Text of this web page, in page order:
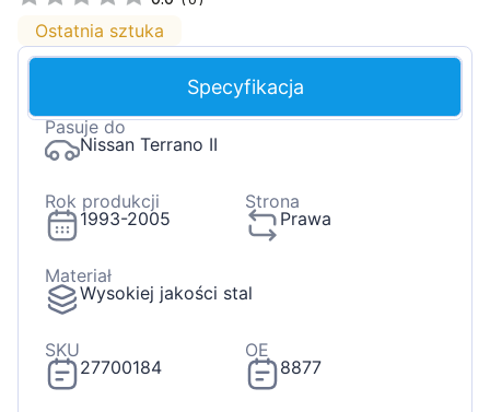
Ostatnia sztuka
Specyfikacja
Pasuje do
Nissan Terrano II
Rok produkcji
1993-2005
Strona
Prawa
Materiał
Wysokiej jakości stal
SKU
27700184
OE
8877